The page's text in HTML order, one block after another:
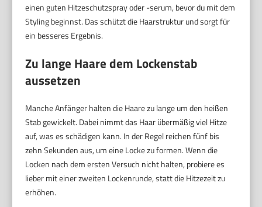
einen guten Hitzeschutzspray oder -serum, bevor du mit dem
Styling beginnst. Das schützt die Haarstruktur und sorgt für
ein besseres Ergebnis.
Zu lange Haare dem Lockenstab
aussetzen
Manche Anfänger halten die Haare zu lange um den heißen
Stab gewickelt. Dabei nimmt das Haar übermäßig viel Hitze
auf, was es schädigen kann. In der Regel reichen fünf bis
zehn Sekunden aus, um eine Locke zu formen. Wenn die
Locken nach dem ersten Versuch nicht halten, probiere es
lieber mit einer zweiten Lockenrunde, statt die Hitzezeit zu
erhöhen.